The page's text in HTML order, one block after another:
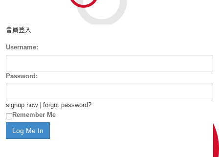
會員登入
Username:
Password:
signup now| forgot password?
Remember Me